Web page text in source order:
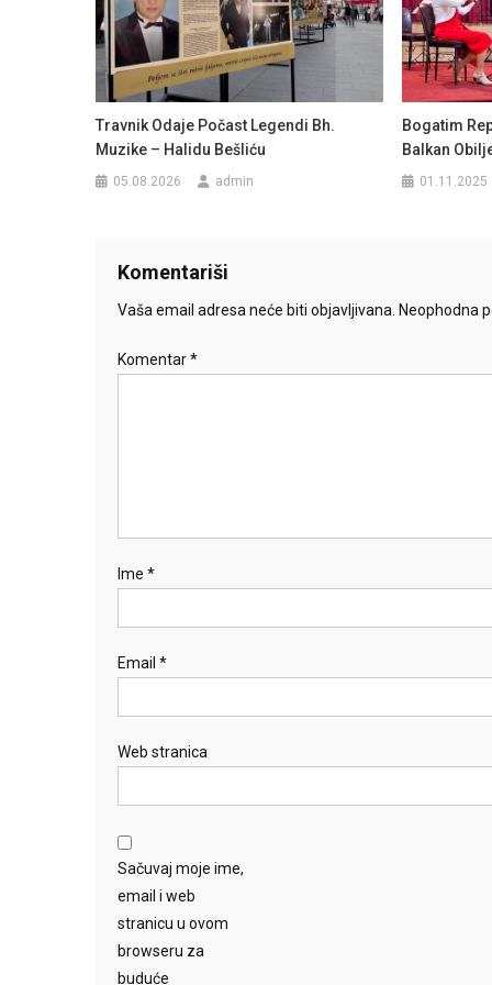
Travnik Odaje Počast Legendi Bh.
Muzike – Halidu Bešliću
05.08.2026 admin
Bogatim
Balkan
01.11.2025
Komentariši
Vaša email adresa neće biti objavljivana. Neophodna
Komentar*
Ime *
Email *
Web stranica
Sačuvaj moje ime,
email i web
stranicu u ovom
browseru za
buduće